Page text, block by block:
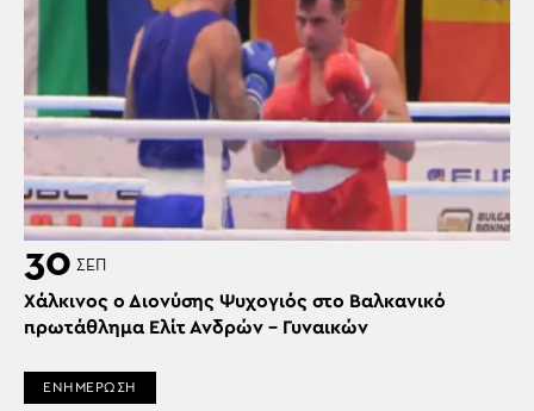
30 ΣΕΠ
Χάλκινος ο Διονύσης Ψυχογιός στο Βαλκανικό
πρωτάθλημα Ελίτ Ανδρών – Γυναικών
ΕΝΗΜΕΡΩΣΗ